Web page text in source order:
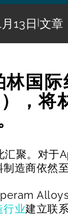
13日 |文章
国际
，将
聚。对
造商依然至
行业建立联系